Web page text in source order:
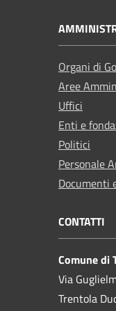
Organi di
Aree
Uffici
Enti e
Politici
Personale
Documenti
CONTATTI
Comune di
Via
Trentola